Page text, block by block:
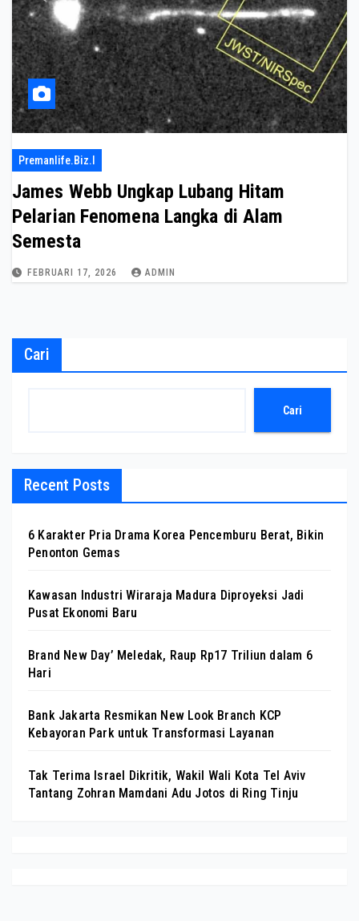
Premanlife.biz.i
James Webb Ungkap Lubang Hitam
Pelarian Fenomena Langka di Alam
Semesta
FEBRUARI 17, 2026 ADMIN
Cari
Cari
Recent Posts
6 Karakter Pria Drama Korea Pencemburu Berat, Bikin
Penonton Gemas
Kawasan Industri Wiraraja Madura Diproyeksi Jadi
Pusat Ekonomi Baru
Brand New Day’ Meledak, Raup Rp17 Triliun dalam 6
Hari
Bank Jakarta Resmikan New Look Branch KCP
Kebayoran Park untuk Transformasi Layanan
Tak Terima Israel Dikritik, Wakil Wali Kota Tel Aviv
Tantang Zohran Mamdani Adu Jotos di Ring Tinju